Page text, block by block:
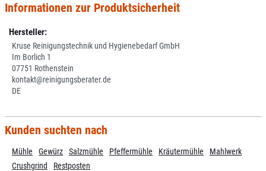
Informationen zur Produktsicherheit
Hersteller:
Kruse Reinigungstechnik und Hygienebedarf GmbH
Im Borlich 1
07751 Rothenstein
kontakt@reinigungsberater.de
DE
Kunden suchten nach
Mühle Gewürz Salzmühle Pfeffermühle Kräutermühle
Mahlwerk
Crushgrind
Restposten